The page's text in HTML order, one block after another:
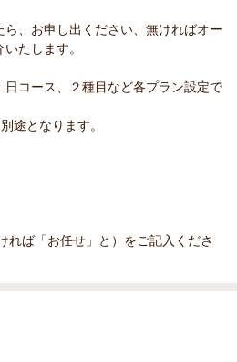
、お申し出ください、無ければオー
たします。
コース、２種目など各プラン設定で
途となります。
ば「お任せ」と）をご記入くださ